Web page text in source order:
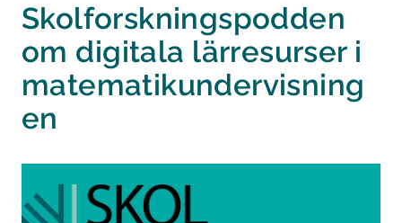
Skolforskningspodden
om digitala lärresurser i
matematikundervisning
en